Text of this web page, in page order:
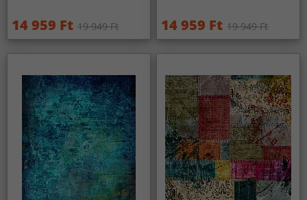
14 959 Ft 19 949 Ft 14 959 Ft 19 949 Ft